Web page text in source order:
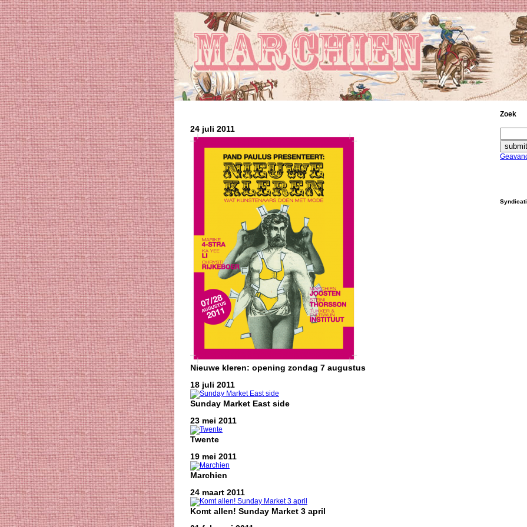
24 juli 2011
Nieuwe kleren: opening zondag 7 augustus
18 juli 2011
Sunday Market East side
23 mei 2011
Twente
19 mei 2011
Marchien
24 maart 2011
Komt allen! Sunday Market 3 april
Zoek